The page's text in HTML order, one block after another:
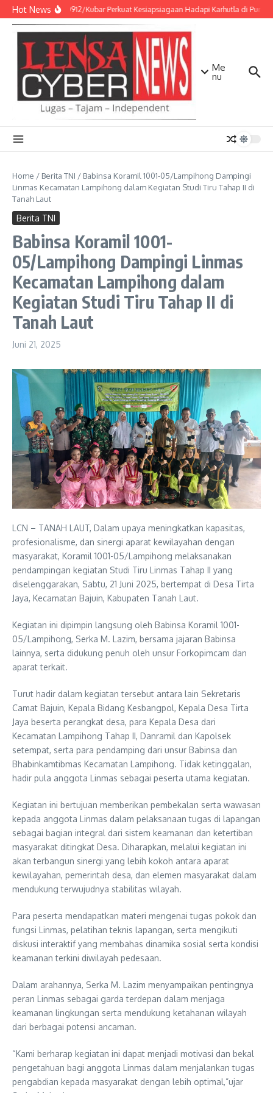
Lewati ke konten
Hot NewsKodim 0912/Kubar Perkuat Kesiapsiagaan Hadapi Karhutla di
Me
nu
Home / Berita TNI / Babinsa Koramil 1001-05/Lampihong Dampingi
Linmas Kecamatan Lampihong dalam Kegiatan Studi Tiru Tahap II di
Tanah Laut
Berita TNI
Babinsa Koramil 1001-
05/Lampihong Dampingi Linmas
Kecamatan Lampihong dalam
Kegiatan Studi Tiru Tahap II di
Tanah Laut
Juni 21, 2025
LCN – TANAH LAUT, Dalam upaya meningkatkan kapasitas,
profesionalisme, dan sinergi aparat kewilayahan dengan
masyarakat, Koramil 1001-05/Lampihong melaksanakan
pendampingan kegiatan Studi Tiru Linmas Tahap II yang
diselenggarakan, Sabtu, 21 Juni 2025, bertempat di Desa Tirta
Jaya, Kecamatan Bajuin, Kabupaten Tanah Laut.
Kegiatan ini dipimpin langsung oleh Babinsa Koramil 1001-
05/Lampihong, Serka M. Lazim, bersama jajaran Babinsa
lainnya, serta didukung penuh oleh unsur Forkopimcam dan
aparat terkait.
Turut hadir dalam kegiatan tersebut antara lain Sekretaris
Camat Bajuin, Kepala Bidang Kesbangpol, Kepala Desa Tirta
Jaya beserta perangkat desa, para Kepala Desa dari
Kecamatan Lampihong Tahap II, Danramil dan Kapolsek
setempat, serta para pendamping dari unsur Babinsa dan
Bhabinkamtibmas Kecamatan Lampihong. Tidak ketinggalan,
hadir pula anggota Linmas sebagai peserta utama kegiatan.
Kegiatan ini bertujuan memberikan pembekalan serta wawasan
kepada anggota Linmas dalam pelaksanaan tugas di lapangan
sebagai bagian integral dari sistem keamanan dan ketertiban
masyarakat ditingkat Desa. Diharapkan, melalui kegiatan ini
akan terbangun sinergi yang lebih kokoh antara aparat
kewilayahan, pemerintah desa, dan elemen masyarakat dalam
mendukung terwujudnya stabilitas wilayah.
Para peserta mendapatkan materi mengenai tugas pokok dan
fungsi Linmas, pelatihan teknis lapangan, serta mengikuti
diskusi interaktif yang membahas dinamika sosial serta kondisi
keamanan terkini diwilayah pedesaan.
Dalam arahannya, Serka M. Lazim menyampaikan pentingnya
peran Linmas sebagai garda terdepan dalam menjaga
keamanan lingkungan serta mendukung ketahanan wilayah
dari berbagai potensi ancaman.
“Kami berharap kegiatan ini dapat menjadi motivasi dan bekal
pengetahuan bagi anggota Linmas dalam menjalankan tugas
pengabdian kepada masyarakat dengan lebih optimal,”ujar